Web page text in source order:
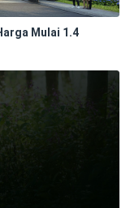
Mulai 1.4